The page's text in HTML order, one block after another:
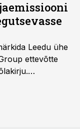
Leedu ühe
ettevõtte